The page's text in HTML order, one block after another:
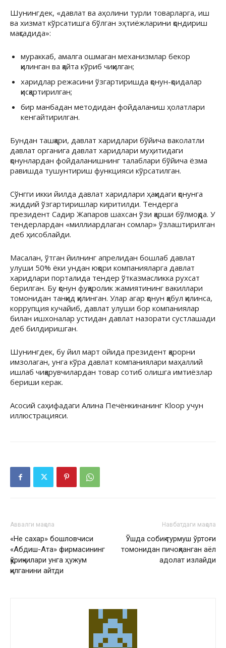
Шунингдек, «давлат ва аҳолини турли товарларга, иш
ва хизмат кўрсатишга бўлган эҳтиёжларини қондириш
мақсадида»:
мураккаб, амалга ошмаган механизмлар бекор
қилинган ва қайта кўриб чиқилган;
харидлар режасини ўзгартиришда қонун-қоидалар
қисқартирилган;
бир манбадан методидан фойдаланиш ҳолатлари
кенгайтирилган.
Бундан ташқари, давлат харидлари бўйича ваколатли
давлат органига давлат харидлари муҳитидаги
қонунлардан фойдаланишнинг талаблари бўйича ёзма
равишда тушунтириш функцияси кўрсатилган.
Сўнгги икки йилда давлат харидлари ҳақидаги қонунга
жиддий ўзгартиришлар киритилди. Тендерга
президент Садир Жапаров шахсан ўзи қарши бўлмоқда. У
тендерлардан «миллиардлаган сомлар» ўзлаштирилган
деб ҳисоблайди.
Масалан, ўтган йилнинг апрелидан бошлаб давлат
улуши 50% ёки ундан юқори компанияларга давлат
харидлари порталида тендер ўтказмасликка рухсат
берилган. Бу қонун фуқаролик жамиятининг вакиллари
томонидан танқид қилинган. Улар агар қонун қабул қилинса,
коррупция кучайиб, давлат улуши бор компаниялар
билан ишхоналар устидан давлат назорати сустлашади
деб билдиришган.
Шунингдек, бу йил март ойида президент қарорни
имзолаган, унга кўра давлат компаниялари маҳаллий
ишлаб чиқарувчилардан товар сотиб олишга имтиёзлар
бериши керак.
Асосий саҳифадаги Алина Печёнкинанинг Kloop учун
иллюстрацияси.
Аввалги мақола
«Не сахар» бошловчиси
«Абдиш-Ата» фирмасининг
қўриқчилари унга ҳужум
қилганини айтди
Навбатдаги мақола
Ўшда собиқ турмуш ўртоғи
томонидан пичоқланган аёл
адолат излайди